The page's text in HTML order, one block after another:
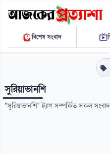
শনিবার, ০৮ আগস্ট ২০২৬
০৯ ১৪ ০৯ এ.এম.THE DAILY
বিশেষ সংবাদ
সুরিয়াভানশি
"সুরিয়াভানশি" ট্যাগ সম্পর্কিত সকল